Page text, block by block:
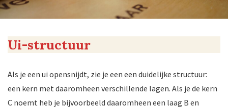
Ui-structuur
Als je een ui opensnijdt, zie je een een duidelijke structuur:
een kern met daaromheen verschillende lagen. Als je de kern
C noemt heb je bijvoorbeeld daaromheen een laag B en